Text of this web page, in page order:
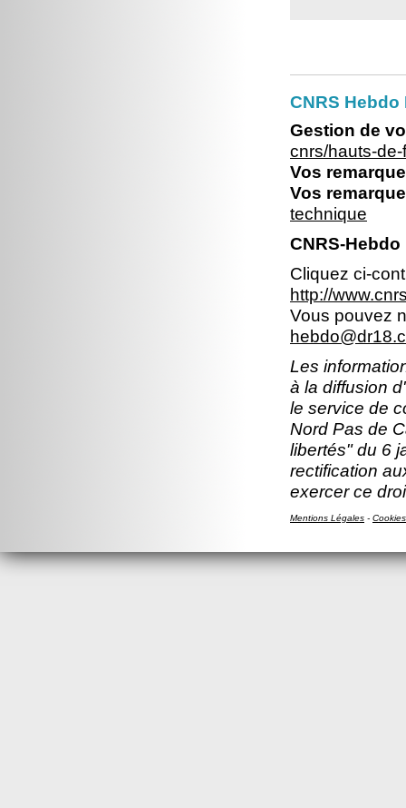
CNRS
Gestion de
cnrs/hauts-
Vos
Vos
technique
CNRS-
Cliquez ci-
http://
Vous pouvez
Les
à la diffusion
le service de
Nord Pas de
libertés" du 6
rectification
exercer ce
Mentions Légales - Cookies